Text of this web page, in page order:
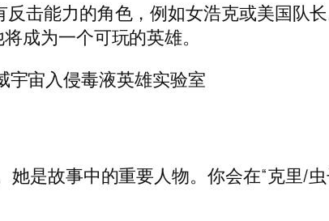
击能力的角色，例如女浩克或美国队
成为一个可玩的英雄。
是故事中的重要人物。你会在“克里/